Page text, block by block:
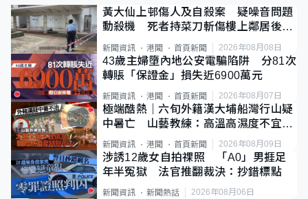
黃大仙上邨傷人及自殺案 疑噪音問題
動殺機 死者持菜刀斬傷樓上鄰居後墮
新聞資訊 港聞 首頁新聞 2026年08月08日
43歲主婦墮內地公安電騙陷阱 分81次
轉賬「保證金」損失近6900萬元
新聞資訊 港聞 首頁新聞 2026年08月07日
極端酷熱｜六旬外籍漢大埔船灣行山疑
中暑亡 山藝教練：高溫高濕度不宜遠
足
新聞資訊 港聞 首頁新聞 2026年08月09日
涉誘12歲女自拍祼照 「A0」男捱足
年半冤獄 法官推翻裁決：抄錯標點
新聞資訊 新聞熱話 2026年08月06日